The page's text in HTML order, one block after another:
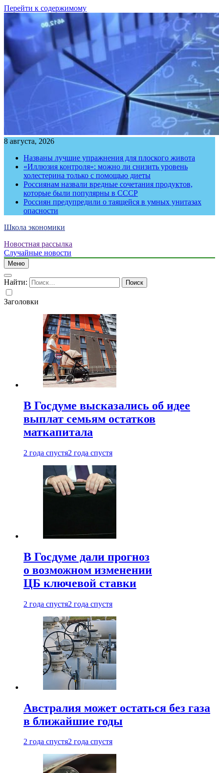
Перейти к содержимому
8 августа, 2026
Названы лучшие упражнения для плоского живота
«Иллюзия контроля»: можно ли снизить уровень
холестерина только с помощью диеты
Россиянам назвали вредные сочетания продуктов,
которые были популярны в СССР
Россиян предупредили о таящейся в умных унитазах
опасности
Школа экономики
Новостная рассылка
Случайные новости
Меню
Найти:
Заголовки
В Госдуме высказались об идее
выплат семьям остатков
маткапитала
2 года спустя2 года спустя
В Госдуме дали прогноз
о возможном изменении
ЦБ ключевой ставки
2 года спустя2 года спустя
Австралия может остаться без газа
в ближайшие годы
2 года спустя2 года спустя